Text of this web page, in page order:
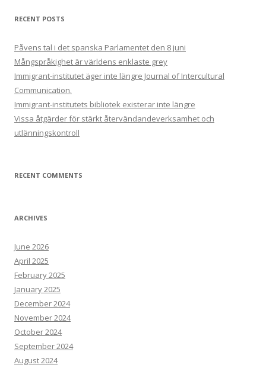
RECENT POSTS
Påvens tal i det spanska Parlamentet den 8 juni
Mångspråkighet är världens enklaste grey
Immigrant-institutet äger inte längre Journal of Intercultural
Communication.
Immigrant-institutets bibliotek existerar inte längre
Vissa åtgärder för stärkt återvändandeverksamhet och
utlänningskontroll
RECENT COMMENTS
ARCHIVES
June 2026
April 2025
February 2025
January 2025
December 2024
November 2024
October 2024
September 2024
August 2024